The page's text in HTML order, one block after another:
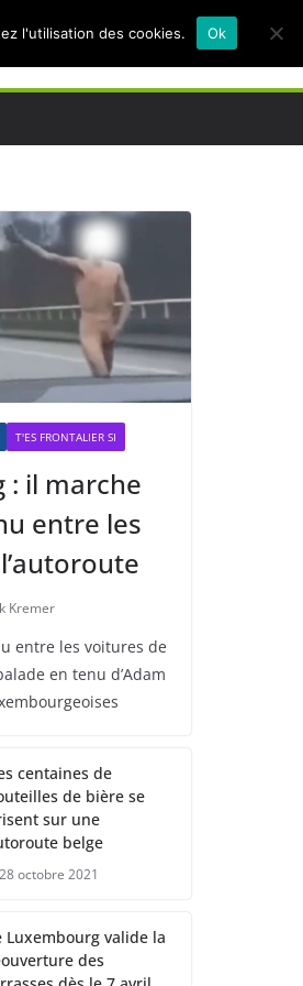
T'ES FRONTALIER SI
: il marche
entre les
Kremer
entre les voitures de
en tenu d’Adam
centaines de
de bière se
sur une
belge
28 octobre 2021
Luxembourg valide la
des
l'utilisation des cookies. Ok